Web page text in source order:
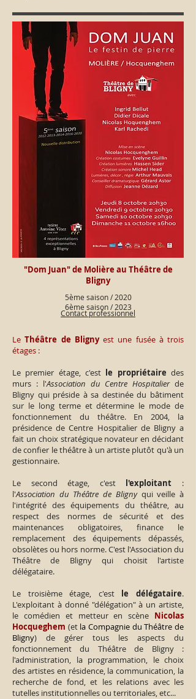
"Dom Juan" de Molière au Théâtre de
Bligny
5ème saison / 2020
6ème saison / 2023
Contact professionnel
LeThéâtre de Bligny est une fusée à trois
étages :
Le premier étage, c'est le propriétaire des
murs : l'Association du Centre Hospitalierde
Bligny qui préside à sa destinée du bâtiment
sur le long terme et détermine le mode de
fonctionnement du théâtre. En 2004, la
présidence de Centre Hospitalier de Bligny a
fait un choix stratégique novateur en décidant
de confier le théâtre à un artiste plutôt qu'à un
gestionnaire.
Le second étage, c'est l'exploitant :
l'Association du Théâtre de Bligny qui veille à
l'intégrité des équipements du théâtre, au
respect des normes de sécurité et des
maintenances obligatoires, finance le
remplacement des équipements dépassés,
obsolètes ou hors norme. C'est l'Association du
Théâtre de Bligny qui choisit l'artiste
délégataire.
Le troisième étage, c'est le délégataire.
L'exploitant à donné "délégation" à un artiste,
le comédien et metteur en scène Nicolas
Hocqueghem (et la Compagnie du Théâtre de
Bligny) de gérer tous les aspects du
fonctionnement du Théâtre de Bligny :
l'administration, la programmation, le choix
des artistes en résidence, la communication, la
recherche de fond, et les relations avec les
tutelles institutionnelles ou territoriales, etc...